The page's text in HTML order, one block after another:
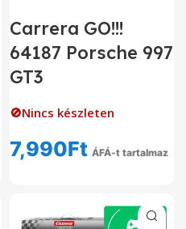
Carrera GO!!!
64187 Porsche 997
GT3
🚫Nincs készleten
7,990Ft ÁFÁ-t tartalmaz